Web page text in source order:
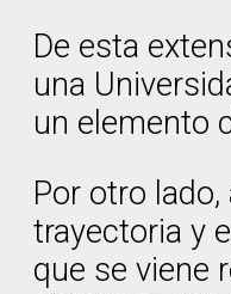
De esta
una
un elemento
Por otro
trayectoria y
que se viene